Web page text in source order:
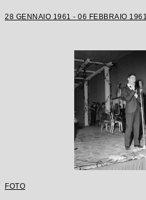
28 GENNAIO 1961 - 06 FEBBRAIO 1961
FOTO